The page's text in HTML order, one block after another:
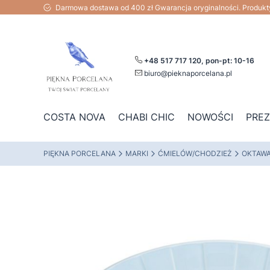
Darmowa dostawa od 400 zł Gwarancja oryginalności.
+48 517 717 120, pon-pt: 10-16
biuro@pieknaporcelana.pl
COSTA NOVA CHABI CHIC NOWOŚCI
PIĘKNA PORCELANA MARKI ĆMIELÓW/CHODZIEŻ